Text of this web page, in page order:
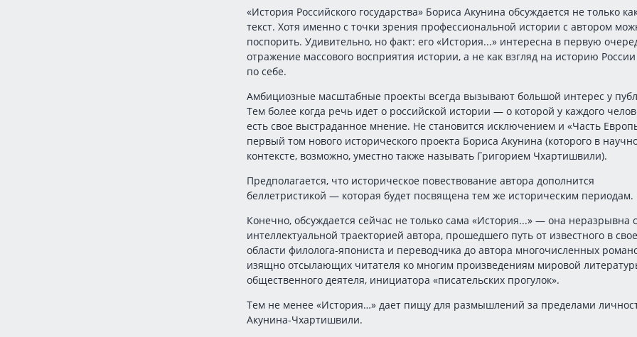
«История Российского государства» Бориса Акунина обсуждается не только
текст. Хотя именно с точки зрения профессиональной истории с автором
поспорить. Удивительно, но факт: его «История...» интересна в первую
отражение массового восприятия истории, а не как взгляд на историю
по себе.
Амбициозные масштабные проекты всегда вызывают большой интерес у
Тем более когда речь идет о российской истории — о которой у каждого
есть свое выстраданное мнение. Не становится исключением и «Часть
первый том нового исторического проекта Бориса Акунина (которого в
контексте, возможно, уместно также называть Григорием Чхартишвили).
Предполагается, что историческое повествование автора дополнится
беллетристикой — которая будет посвящена тем же историческим периодам.
Конечно, обсуждается сейчас не только сама «История...» — она неразрывна с
интеллектуальной траекторией автора, прошедшего путь от известного в
области филолога-япониста и переводчика до автора многочисленных
изящно отсылающих читателя ко многим произведениям мировой
общественного деятеля, инициатора «писательских прогулок».
Тем не менее «История…» дает пищу для размышлений за пределами
Акунина-Чхартишвили.